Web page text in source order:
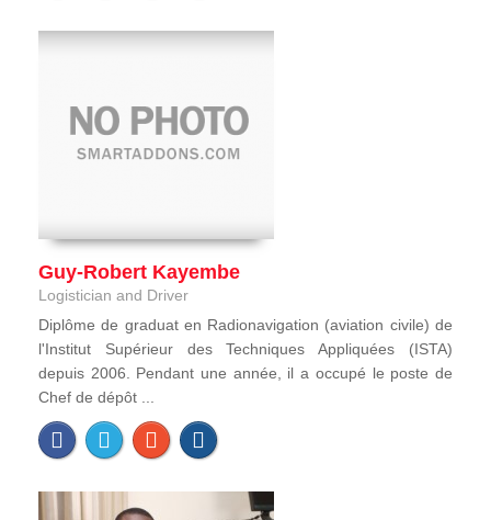
Guy-Robert Kayembe
Logistician and Driver
Diplôme de graduat en Radionavigation (aviation civile) de
l'Institut Supérieur des Techniques Appliquées (ISTA)
depuis 2006. Pendant une année, il a occupé le poste de
Chef de dépôt ...